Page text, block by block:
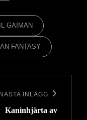
GAIMAN
FANTASY
NÄSTA INLÄGG
Kaninhjärta av